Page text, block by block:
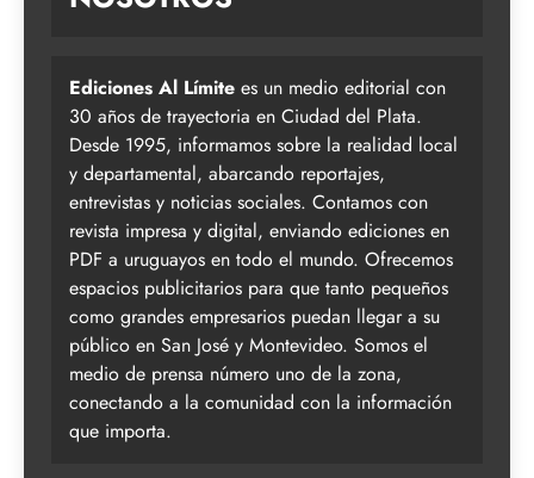
Ediciones Al Límite es un medio editorial con
30 años de trayectoria en Ciudad del Plata.
Desde 1995, informamos sobre la realidad local
y departamental, abarcando reportajes,
entrevistas y noticias sociales. Contamos con
revista impresa y digital, enviando ediciones en
PDF a uruguayos en todo el mundo. Ofrecemos
espacios publicitarios para que tanto pequeños
como grandes empresarios puedan llegar a su
público en San José y Montevideo. Somos el
medio de prensa número uno de la zona,
conectando a la comunidad con la información
que importa.